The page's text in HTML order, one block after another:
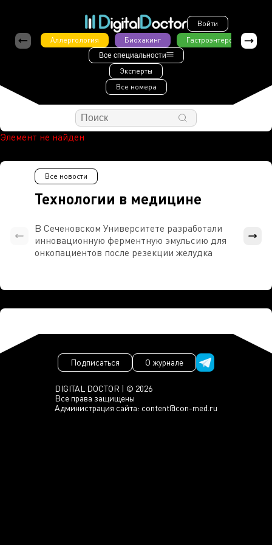
Войти
Аллергология
Биохакинг Гастроэнтерология
Все специальности
Эксперты
Все номера
Элемент не найден
Технологии в медицине
Все новости
В Сеченовском Университете разработали
инновационную ферментную эмульсию для
онкопациентов после резекции желудка
DIGITAL DOCTOR | © 2026
Все права защищены
Администрация сайта: content@con-med.ru
Подписаться О журнале